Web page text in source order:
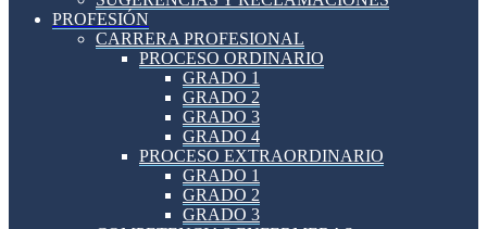
PROFESIÓN
CARRERA PROFESIONAL
PROCESO ORDINARIO
GRADO 1
GRADO 2
GRADO 3
GRADO 4
PROCESO EXTRAORDINARIO
GRADO 1
GRADO 2
GRADO 3